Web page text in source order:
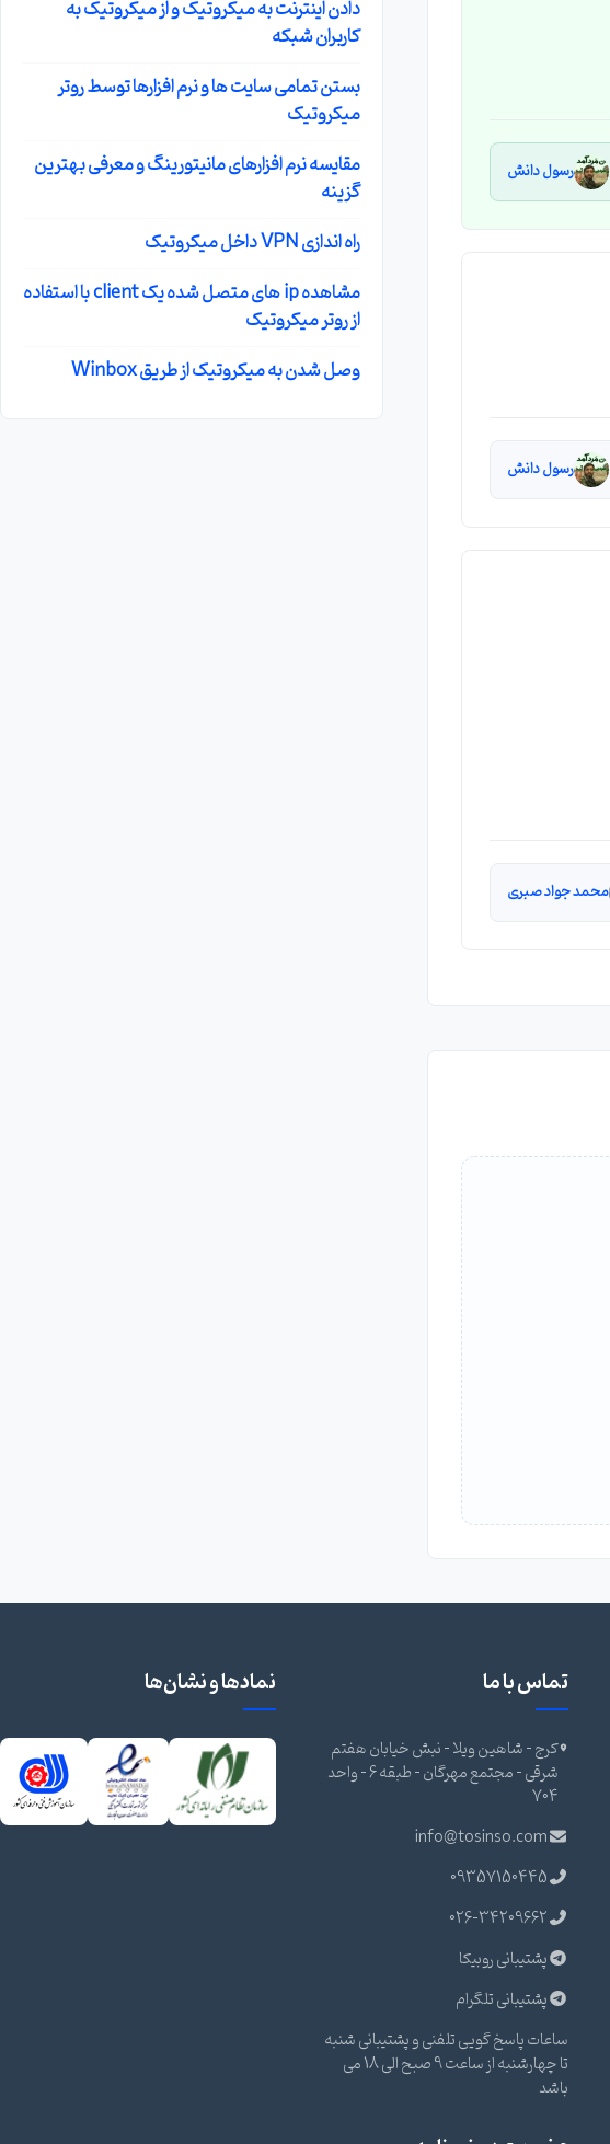
رسول دانش
رسول دانش
محمد جواد صبری
دادن اینترنت به میکروتیک و از میکروتیک به
کاربران شبکه
بستن تمامی سایت ها و نرم افزارها توسط روتر
میکروتیک
مقایسه نرم افزارهای مانیتورینگ و معرفی بهترین
گزینه
راه اندازی VPN داخل میکروتیک
مشاهده ip های متصل شده یک client با استفاده
از روتر میکروتیک
وصل شدن به میکروتیک از طریق Winbox
تماس با ما
کرج - شاهین ویلا - نبش خیابان هفتم
شرقی - مجتمع مهرگان - طبقه 6 - واحد
704
info@tosinso.com
09357150445
026-34209662
پشتیبانی روبیکا
پشتیبانی تلگرام
ساعات پاسخ گویی تلفنی و پشتیبانی شنبه
تا چهارشنبه از ساعت 9 صبح الی 18 می
باشد
نمادها و نشان‌ها